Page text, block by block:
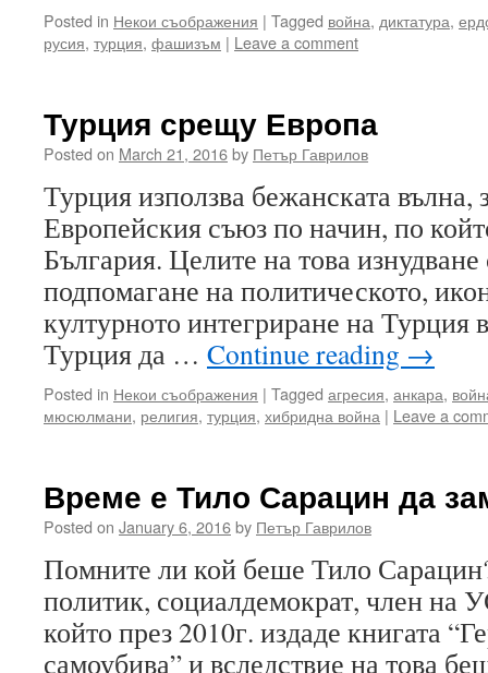
Posted in Некои съображения | Tagged война, диктатура,
русия, турция, фашизъм | Leave a comment
Турция срещу Европа
Posted on March 21, 2016by Петър Гаврилов
Турция използва бежанската вълна,
Европейския съюз по начин, по
България. Целите на това
подпомагане на политическото,
културното интегриране на Турция
Турция да … Continue reading →
Posted in Некои съображения | Tagged агресия, анкара,
мюсюлмани, религия, турция, хибридна война | Leave a
Време е Тило Сарацин да
Posted on January 6, 2016by Петър Гаврилов
Помните ли кой беше Тило
политик, социалдемократ, член на
който през 2010г. издаде книгата
самоубива” и вследствие на това